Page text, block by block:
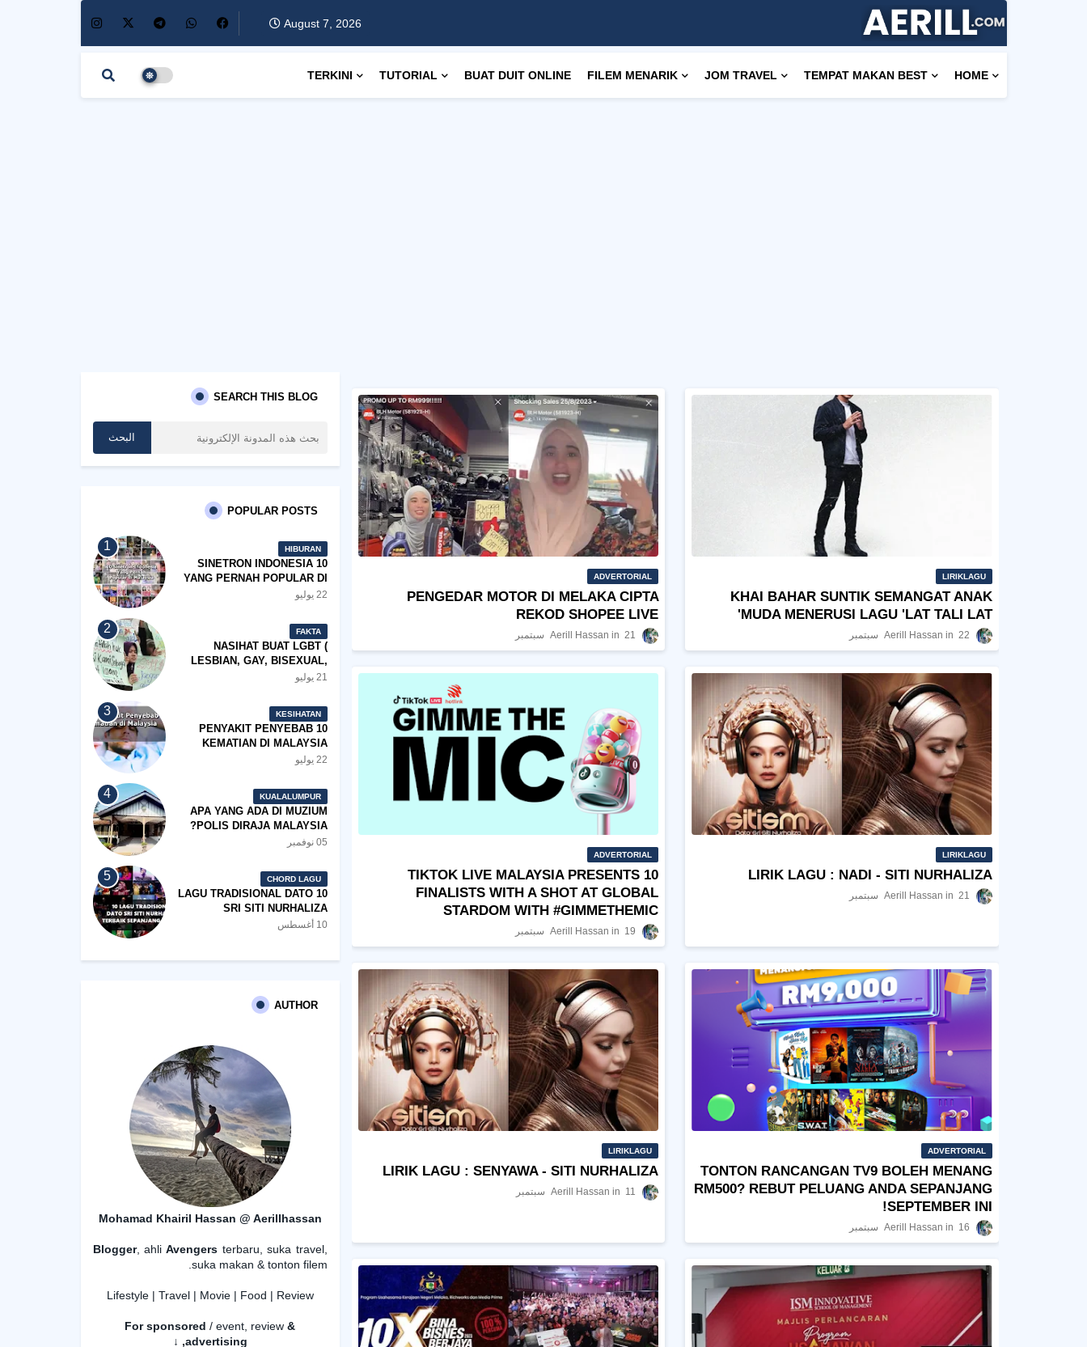
August 7, 2026
HOME
TEMPAT MAKAN BEST
JOM TRAVEL
FILEM MENARIK
BUAT DUIT ONLINE
TUTORIAL
TERKINI
LIRIKLAGU
KHAI BAHAR SUNTIK SEMANGAT ANAK
MUDA MENERUSI LAGU 'LAT TALI LAT'
Aerill Hassan 22 سبتمبر
ADVERTORIAL
PENGEDAR MOTOR DI MELAKA CIPTA
REKOD SHOPEE LIVE
Aerill Hassan 21 سبتمبر
LIRIKLAGU
LIRIK LAGU : NADI - SITI NURHALIZA
Aerill Hassan 21 سبتمبر
ADVERTORIAL
TIKTOK LIVE MALAYSIA PRESENTS 10
FINALISTS WITH A SHOT AT GLOBAL
STARDOM WITH #GIMMETHEMIC
Aerill Hassan 19 سبتمبر
ADVERTORIAL
TONTON RANCANGAN TV9 BOLEH MENANG
RM500? REBUT PELUANG ANDA SEPANJANG
SEPTEMBER INI!
Aerill Hassan 16 سبتمبر
LIRIKLAGU
LIRIK LAGU : SENYAWA - SITI NURHALIZA
Aerill Hassan 11 سبتمبر
SEARCH THIS BLOG
POPULAR POSTS
HIBURAN
10 SINETRON INDONESIA
YANG PERNAH POPULAR DI
MALAYSIA
22 يوليو
FAKTA
NASIHAT BUAT LGBT (
LESBIAN, GAY, BISEXUAL,
TRANSGENDER)
21 يوليو
KESIHATAN
10 PENYAKIT PENYEBAB
KEMATIAN DI MALAYSIA
22 يوليو
KUALALUMPUR
APA YANG ADA DI MUZIUM
POLIS DIRAJA MALAYSIA?
05 نوفمبر
CHORD LAGU
10 LAGU TRADISIONAL DATO
SRI SITI NURHALIZA
TERBAIK SEPANJANG
10 أغسطس
AUTHOR
Mohamad Khairil Hassan @ Aerillhassan
Blogger, ahliAvengers terbaru, suka travel,
suka makan & tonton filem.
Lifestyle | Travel | Movie | Food | Review
For sponsored / event, review &
advertising,
↓